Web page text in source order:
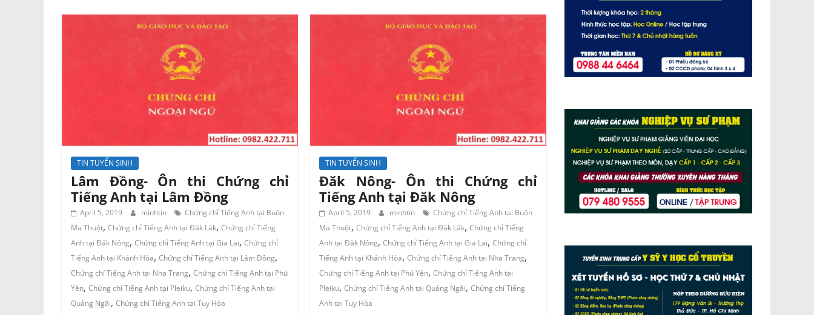
TIN TUYỂN SINH
Lâm Đồng- Ôn thi Chứng chỉ
Tiếng Anh tại Lâm Đồng
April 5, 2019 minhtin
Chứng chỉ Tiếng Anh tại Buôn
Ma Thuột, Chứng chỉ Tiếng Anh tại Đăk Lăk, Chứng chỉ Tiếng
Anh tại Đăk Nông, Chứng chỉ Tiếng Anh tại Gia Lai, Chứng chỉ
Tiếng Anh tại Khánh Hòa, Chứng chỉ Tiếng Anh tại Lâm Đồng,
Chứng chỉ Tiếng Anh tại Nha Trang, Chứng chỉ Tiếng Anh tại Phú
Yên, Chứng chỉ Tiếng Anh tại Pleiku, Chứng chỉ Tiếng Anh tại
Quảng Ngãi, Chứng chỉ Tiếng Anh tại Tuy Hòa
TIN TUYỂN SINH
Đăk Nông- Ôn thi Chứng chỉ
Tiếng Anh tại Đăk Nông
April 5, 2019 minhtin
Chứng chỉ Tiếng Anh tại Buôn
Ma Thuột,Chứng chỉ Tiếng Anh tại Đăk Lăk,Chứng chỉ Tiếng
Anh tại Đăk Nông,Chứng chỉ Tiếng Anh tại Gia Lai,Chứng chỉ
Tiếng Anh tại Khánh Hòa,Chứng chỉ Tiếng Anh tại Nha Trang,
Chứng chỉ Tiếng Anh tại Phú Yên,Chứng chỉ Tiếng Anh tại
Pleiku,Chứng chỉ Tiếng Anh tại Quảng Ngãi,Chứng chỉ Tiếng
Anh tại Tuy Hòa